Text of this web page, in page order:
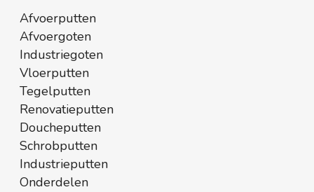
Afvoerputten
Afvoergoten
Industriegoten
Vloerputten
Tegelputten
Renovatieputten
Doucheputten
Schrobputten
Industrieputten
Onderdelen